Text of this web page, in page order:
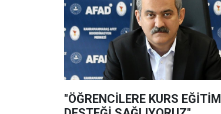
"ÖĞRENCİLERE KURS EĞİTİM